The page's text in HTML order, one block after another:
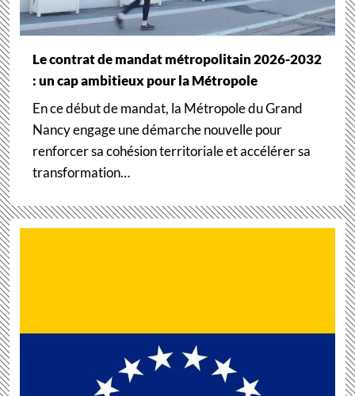
Le contrat de mandat métropolitain 2026-2032
: un cap ambitieux pour la Métropole
En ce début de mandat, la Métropole du Grand
Nancy engage une démarche nouvelle pour
renforcer sa cohésion territoriale et accélérer sa
transformation…